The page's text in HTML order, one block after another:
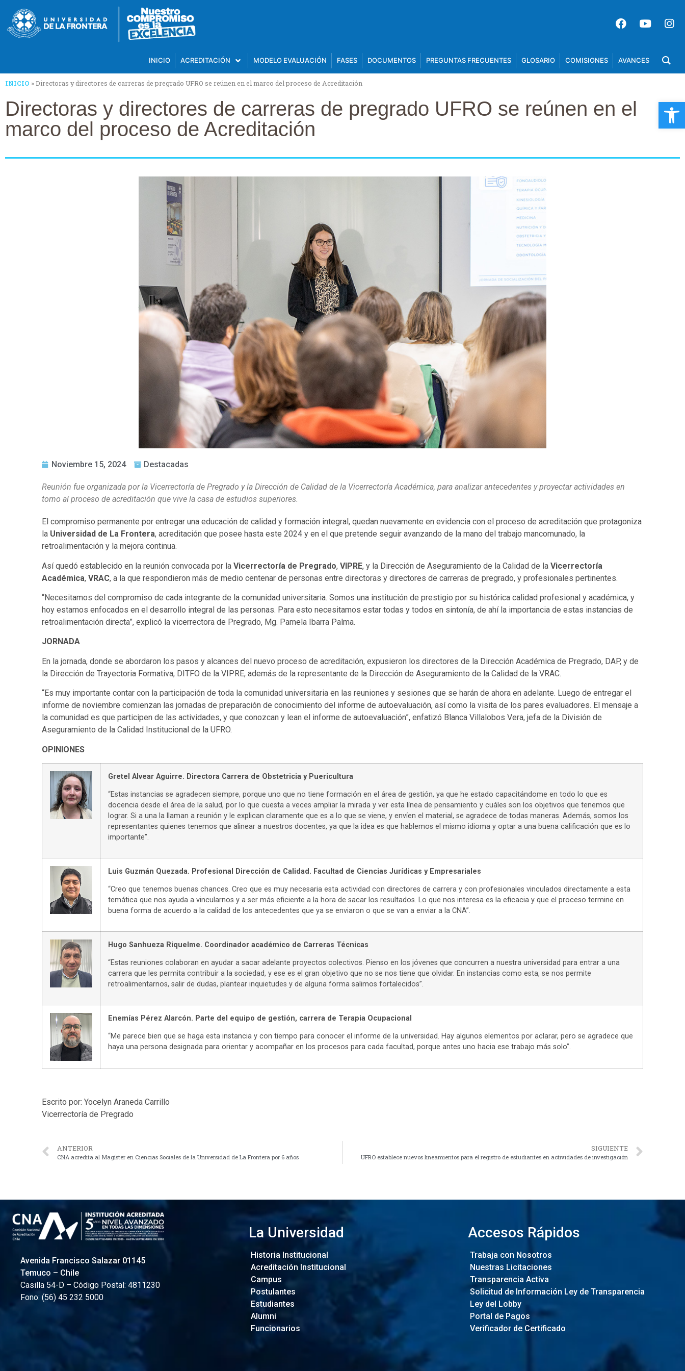
INICIO ACREDITACIÓN MODELO EVALUACIÓN FASES DOCUMENTOS PREGUNTAS FRECUENTES GLOSARIO COMISIONES AVANCES
INICIO »Directoras y directores de carreras de pregrado UFRO se reúnen en el marco del proceso de Acreditación
Directoras y directores de carreras de pregrado UFRO se reúnen en el
marco del proceso de Acreditación
Noviembre 15, 2024 Destacadas
Reunión fue organizada por la Vicerrectoría de Pregrado y la Dirección de Calidad de la Vicerrectoría Académica, para analizar antecedentes y proyectar actividades en
torno al proceso de acreditación que vive la casa de estudios superiores.
El compromiso permanente por entregar una educación de calidad y formación integral, quedan nuevamente en evidencia con el proceso de acreditación que protagoniza
la Universidad de La Frontera, acreditación que posee hasta este 2024 y en el que pretende seguir avanzando de la mano del trabajo mancomunado, la
retroalimentación y la mejora continua.
Así quedó establecido en la reunión convocada por la Vicerrectoría de Pregrado, VIPRE, y la Dirección de Aseguramiento de la Calidad de la Vicerrectoría
Académica, VRAC, a la que respondieron más de medio centenar de personas entre directoras y directores de carreras de pregrado, y profesionales pertinentes.
“Necesitamos del compromiso de cada integrante de la comunidad universitaria. Somos una institución de prestigio por su histórica calidad profesional y académica, y
hoy estamos enfocados en el desarrollo integral de las personas. Para esto necesitamos estar todas y todos en sintonía, de ahí la importancia de estas instancias de
retroalimentación directa”, explicó la vicerrectora de Pregrado, Mg. Pamela Ibarra Palma.
JORNADA
En la jornada, donde se abordaron los pasos y alcances del nuevo proceso de acreditación, expusieron los directores de la Dirección Académica de Pregrado, DAP, y de
la Dirección de Trayectoria Formativa, DITFO de la VIPRE, además de la representante de la Dirección de Aseguramiento de la Calidad de la VRAC.
“Es muy importante contar con la participación de toda la comunidad universitaria en las reuniones y sesiones que se harán de ahora en adelante. Luego de entregar el
informe de noviembre comienzan las jornadas de preparación de conocimiento del informe de autoevaluación, así como la visita de los pares evaluadores. El mensaje a
la comunidad es que participen de las actividades, y que conozcan y lean el informe de autoevaluación”, enfatizó Blanca Villalobos Vera, jefa de la División de
Aseguramiento de la Calidad Institucional de la UFRO.
OPINIONES
Gretel Alvear Aguirre. Directora Carrera de Obstetricia y Puericultura
“Estas instancias se agradecen siempre, porque uno que no tiene formación en el área de gestión, ya que he estado capacitándome en todo lo que es
docencia desde el área de la salud, por lo que cuesta a veces ampliar la mirada y ver esta línea de pensamiento y cuáles son los objetivos que tenemos que
lograr. Si a una la llaman a reunión y le explican claramente que es a lo que se viene, y envíen el material, se agradece de todas maneras. Además, somos los
representantes quienes tenemos que alinear a nuestros docentes, ya que la idea es que hablemos el mismo idioma y optar a una buena calificación que es lo
importante”.
Luis Guzmán Quezada. Profesional Dirección de Calidad. Facultad de Ciencias Jurídicas y Empresariales
“Creo que tenemos buenas chances. Creo que es muy necesaria esta actividad con directores de carrera y con profesionales vinculados directamente a esta
temática que nos ayuda a vincularnos y a ser más eficiente a la hora de sacar los resultados. Lo que nos interesa es la eficacia y que el proceso termine en
buena forma de acuerdo a la calidad de los antecedentes que ya se enviaron o que se van a enviar a la CNA”.
Hugo Sanhueza Riquelme. Coordinador académico de Carreras Técnicas
“Estas reuniones colaboran en ayudar a sacar adelante proyectos colectivos. Pienso en los jóvenes que concurren a nuestra universidad para entrar a una
carrera que les permita contribuir a la sociedad, y ese es el gran objetivo que no se nos tiene que olvidar. En instancias como esta, se nos permite
retroalimentarnos, salir de dudas, plantear inquietudes y de alguna forma salimos fortalecidos”.
Enemías Pérez Alarcón. Parte del equipo de gestión, carrera de Terapia Ocupacional
“Me parece bien que se haga esta instancia y con tiempo para conocer el informe de la universidad. Hay algunos elementos por aclarar, pero se agradece que
haya una persona designada para orientar y acompañar en los procesos para cada facultad, porque antes uno hacia ese trabajo más solo”.
Escrito por: Yocelyn Araneda Carrillo
Vicerrectoría de Pregrado
ANTERIOR
CNA acredita al Magíster en Ciencias Sociales de la Universidad de La Frontera por 6 años
SIGUIENTE
UFRO establece nuevos lineamientos para el registro de estudiantes en actividades de investigación
Avenida Francisco Salazar 01145
Temuco – Chile
Casilla 54-D – Código Postal: 4811230
Fono: (56) 45 232 5000
La Universidad
Historia Institucional
Acreditación Institucional
Campus
Postulantes
Estudiantes
Alumni
Funcionarios
Accesos Rápidos
Trabaja con Nosotros
Nuestras Licitaciones
Transparencia Activa
Solicitud de Información Ley de Transparencia
Ley del Lobby
Portal de Pagos
Verificador de Certificado